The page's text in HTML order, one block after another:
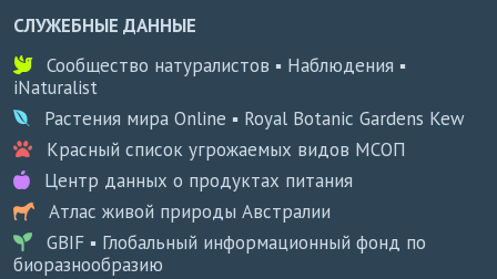
СЛУЖЕБНЫЕ ДАННЫЕ
Сообщество натуралистов ▪ Наблюдения ▪
iNaturalist
Растения мира Online ▪ Royal Botanic Gardens Kew
Красный список угрожаемых видов МСОП
Центр данных о продуктах питания
Атлас живой природы Австралии
GBIF ▪ Глобальный информационный фонд по
биоразнообразию